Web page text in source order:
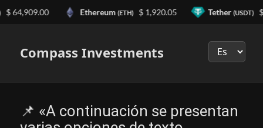
Compass Investments
📌 «A continuación se presentan
Ethereum(ETH) $ 1,920.05 Tether(USDT) $